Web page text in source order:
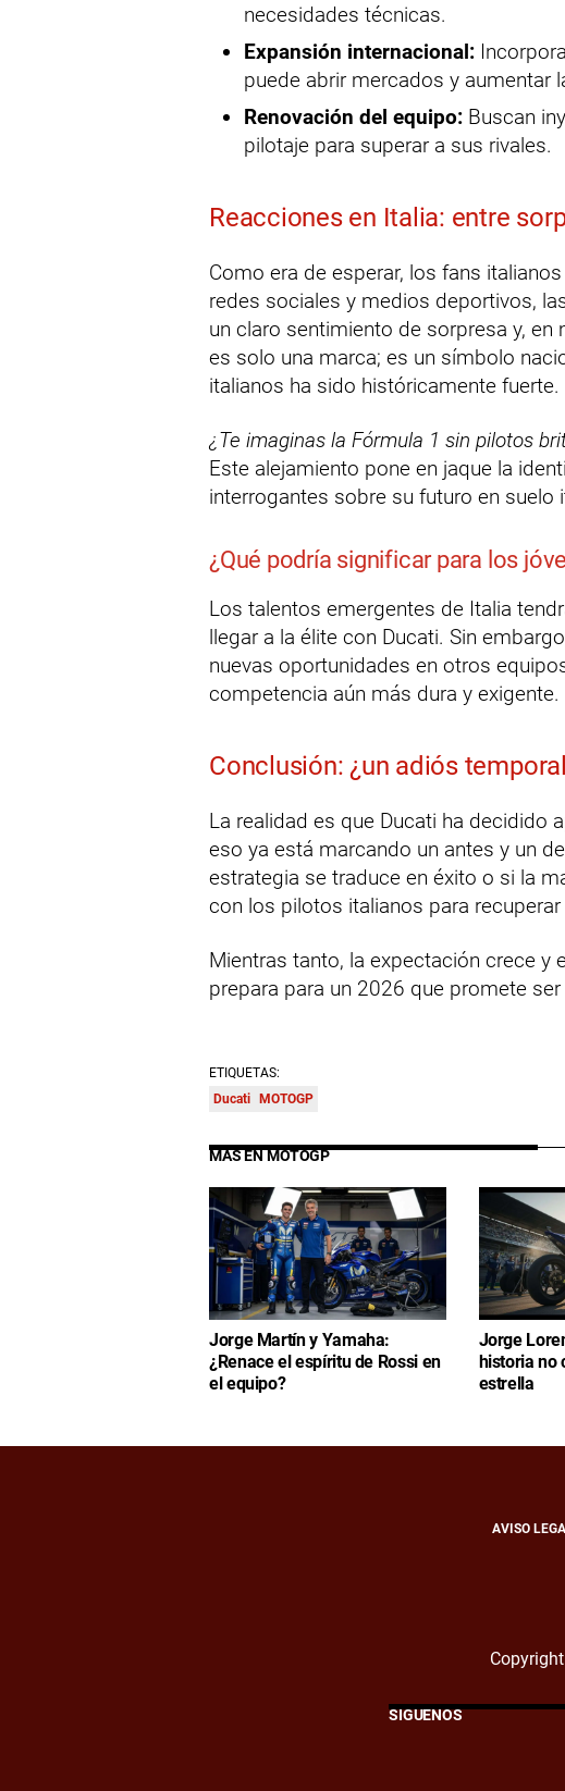
necesidades técnicas.
Expansión internacional:
puede abrir mercados y aumentar
Renovación del equipo: Buscan
pilotaje para superar a sus rivales.
Reacciones en Italia: entre
Como era de esperar, los fans
redes sociales y medios deportivos,
un claro sentimiento de sorpresa y,
es solo una marca; es un símbolo
italianos ha sido históricamente fuerte.
¿Te imaginas la Fórmula 1 sin pilotos
Este alejamiento pone en jaque la
interrogantes sobre su futuro en suelo
¿Qué podría significar para los
Los talentos emergentes de Italia
llegar a la élite con Ducati. Sin
nuevas oportunidades en otros
competencia aún más dura y exigente.
Conclusión: ¿un adiós
La realidad es que Ducati ha decidido
eso ya está marcando un antes y un
estrategia se traduce en éxito o si la
con los pilotos italianos para
Mientras tanto, la expectación crece
prepara para un 2026 que promete
ETIQUETAS:
Ducati
MOTOGP
MÁS EN MOTOGP
Jorge Martín y Yamaha:
¿Renace el espíritu de Rossi en
el equipo?
Jorge
historia no
estrella
AVISO
SÍGUENOS